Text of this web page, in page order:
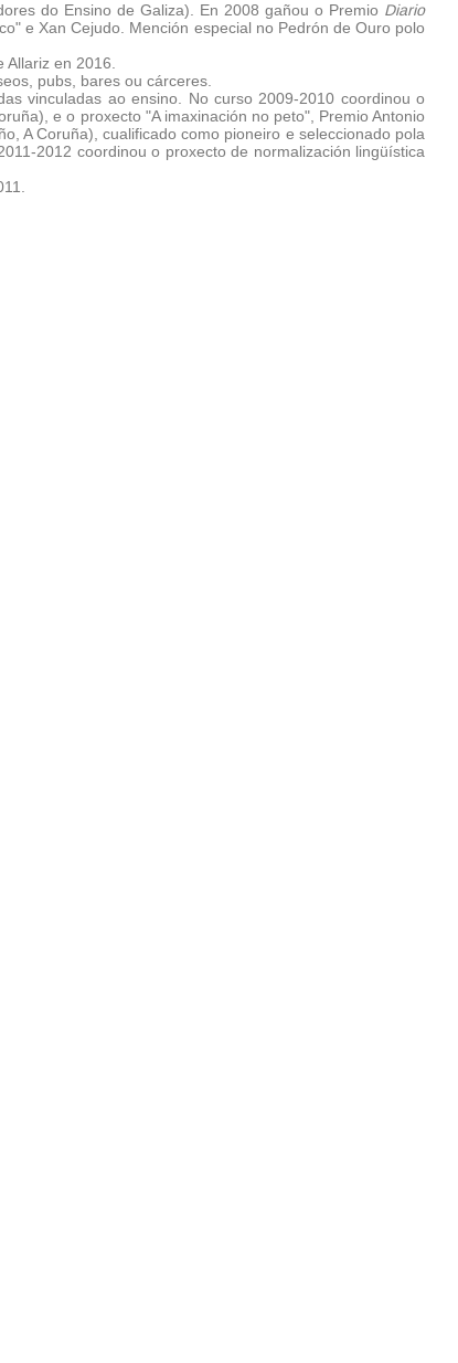
do Ensino de Galiza). En 2008 gañou o Premio Diario
e Xan Cejudo. Mención especial no Pedrón de Ouro polo
en 2016.
pubs, bares ou cárceres.
vinculadas ao ensino. No curso 2009-2010 coordinou o
e o proxecto "A imaxinación no peto", Premio Antonio
A Coruña), cualificado como pioneiro e seleccionado pola
2012 coordinou o proxecto de normalización lingüística